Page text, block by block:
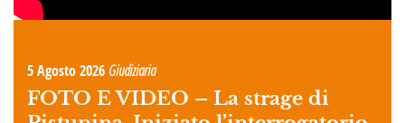
5 Agosto 2026 Giudiziaria
FOTO E VIDEO – La strage di